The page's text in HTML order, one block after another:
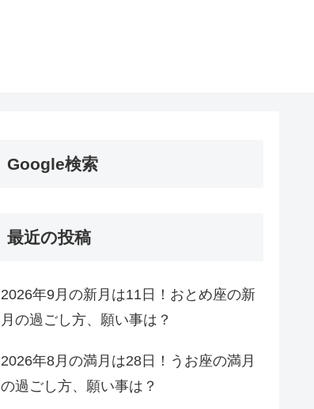
Google検索
最近の投稿
2026年9月の新月は11日！おとめ座の新
月の過ごし方、願い事は？
2026年8月の満月は28日！うお座の満月
の過ごし方、願い事は？